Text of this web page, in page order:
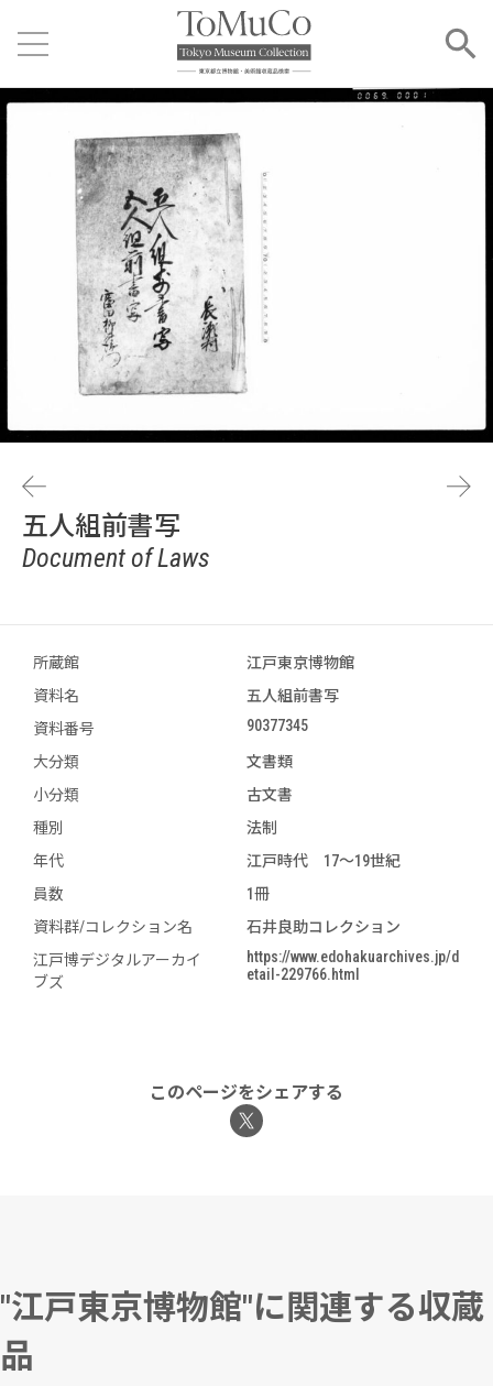
五人組前書写
Document of Laws
所蔵館
江戸東京博物館
資料名
五人組前書写
資料番号
90377345
大分類
文書類
小分類
古文書
種別
法制
年代
江戸時代 17～19世紀
員数
1冊
資料群/コレクション名
石井良助コレクション
江戸博デジタルアーカイ
ブズ
https://www.edohakuarchives.jp/d
etail-229766.html
このページをシェアする
"江戸東京博物館"に関連する収蔵
品